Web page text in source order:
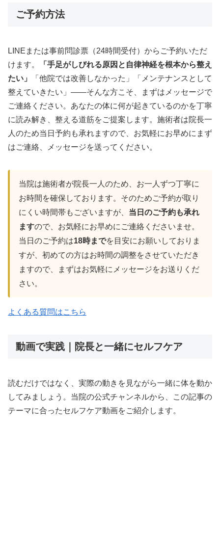
ご予約方法
LINEまたは事前問診票（24時間受付）からご予約いただ
けます。
「手足がしびれる原因と自律神経を根本から整え
たい」
「他院では改善しなかった」「メンテナンスとして
整えていきたい」——そんな方こそ、まずはメッセージで
ご連絡ください。あなたの体に何が起きているのかを丁寧
に読み解き、整える道筋をご提案します。施術者は院長一
人のため当日予約も承れますので、お気軽にお早めにまず
はご連絡、メッセージを送ってください。
当院は施術者が院長一人のため、お一人ずつ丁寧に
お時間を確保しております。そのためご予約が取り
にくい時間帯もございますが、 当日のご予約も承れ
ますので、お気軽にお早めにご連絡くださいませ。
当日のご予約は18時までを目安にお願いしておりま
すが、初めての方はお時間の調整をさせていただき
ますので、まずはお気軽にメッセージをお送りくだ
さい。
よくある質問はこちら
動画で実践｜院長と一緒にセルフケア
読むだけではなく、実際の動きを見ながら一緒に体を動か
してみましょう。当院の公式チャンネルから、この記事の
テーマに合ったセルフケア動画をご紹介します。